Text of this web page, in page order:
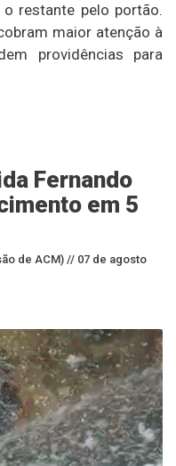
restante pelo portão.
maior atenção à
providências para
Fernando
em 5
de ACM) // 07 de agosto